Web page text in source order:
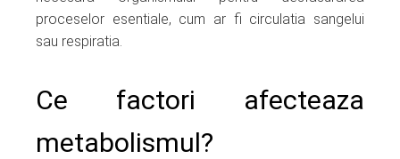
proceselor esentiale, cum ar fi circulatia sangelui
sau respiratia.
Ce factori afecteaza
metabolismul?